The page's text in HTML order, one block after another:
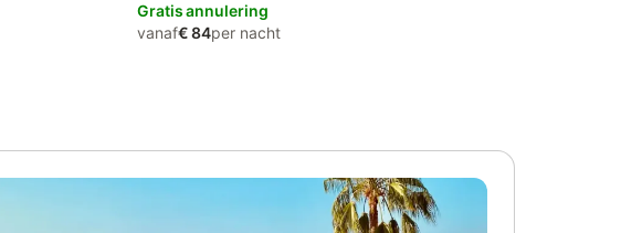
Gratis annulering
vanaf€ 84per nacht